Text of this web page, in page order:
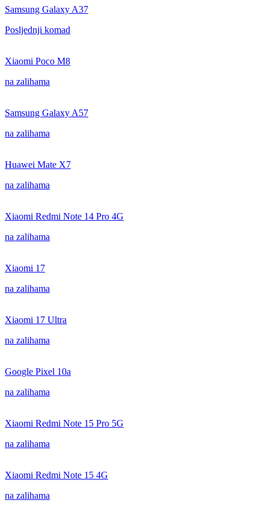
Samsung Galaxy A37
Posljednji komad
Xiaomi Poco M8
na zalihama
Samsung Galaxy A57
na zalihama
Huawei Mate X7
na zalihama
Xiaomi Redmi Note 14 Pro 4G
na zalihama
Xiaomi 17
na zalihama
Xiaomi 17 Ultra
na zalihama
Google Pixel 10a
na zalihama
Xiaomi Redmi Note 15 Pro 5G
na zalihama
Xiaomi Redmi Note 15 4G
na zalihama